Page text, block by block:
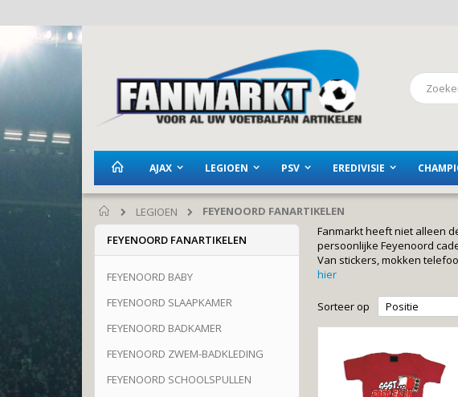
Zoeken
AJAX LEGIOEN PSV EREDIVISIE
HomeLEGIOEN
FEYENOORD FANARTIKELEN
Fanmarkt heeft niet alleen
persoonlijke Feyenoord
Van stickers, mokken
hier
Sorteer op
FEYENOORD FANARTIKELEN
FEYENOORD BABY
FEYENOORD SLAAPKAMER
FEYENOORD BADKAMER
FEYENOORD ZWEM-BADKLEDING
FEYENOORD SCHOOLSPULLEN